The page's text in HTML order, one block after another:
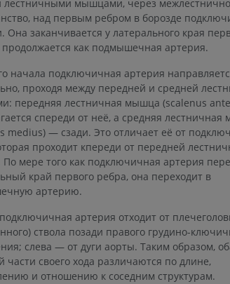
лестничными мышцами, через
над первым ребром в борозде
Она заканчивается у латерального края
как подмышечная артерия.
начала подключичная артерия
проходя между передней и средней
передняя лестничная мышца (scalenus
спереди от неё, а средняя
medius) — сзади. Это отличает её от
проходит кпереди от передней
мере того как подключичная артерия
край первого ребра, она переходит в
артерию.
артерия отходит от
ствола позади правого грудино-
слева — от дуги аорты. Таким образом,
части своего хода различаются по длине,
и отношению к соседним структурам.